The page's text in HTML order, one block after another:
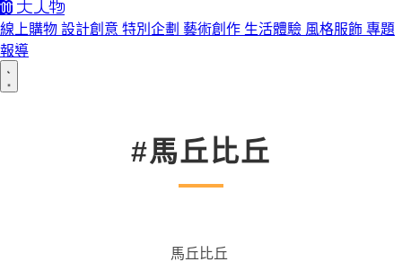
線上購物 設計創意 特別企劃 藝術創作 生活體驗 風格服飾 專題
報導
#馬丘比丘
馬丘比丘